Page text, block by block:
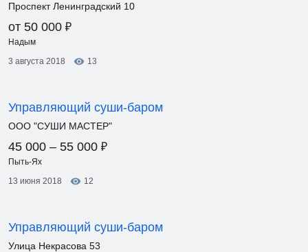
Проспект Ленинградский 10
от 50 000 ₽
Надым
3 августа 2018
13
Управляющий суши-баром
ООО "СУШИ МАСТЕР"
45 000 – 55 000 ₽
Пыть-Ях
13 июня 2018
12
Управляющий суши-баром
Улица Некрасова 53